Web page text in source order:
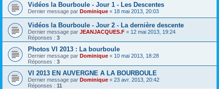
Vidéos la Bourboule - Jour 1 - Les Descentes
Dernier message par Dominique « 18 mai 2013, 20:03
Vidéos la Bourboule - Jour 2 - La dernière descente
Dernier message par JEANJACQUES.F « 12 mai 2013, 19:24
Réponses : 3
Photos VI 2013 : La bourboule
Dernier message par Dominique « 10 mai 2013, 18:28
Réponses : 3
VI 2013 EN AUVERGNE A LA BOURBOULE
Dernier message par Dominique « 23 avr. 2013, 20:42
Réponses : 11